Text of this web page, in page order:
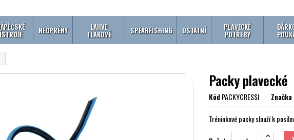
NEOPRÉNY LAHVE
TLAKOVÉ SPEARFISHING OSTATNÍ PLAVECKÉ
POTŘEBY
Packy plavecké
KódPACKYCRESSI Značka
Tréninkové packy slouží k